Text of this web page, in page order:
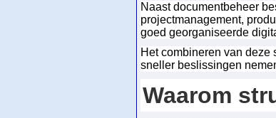
Naast documentbeheer
projectmanagement,
goed georganiseerde
Het combineren van deze
sneller beslissingen
Waarom